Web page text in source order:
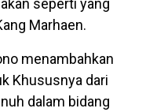
Marhaen.
menambahkan
Khususnya dari
dalam bidang